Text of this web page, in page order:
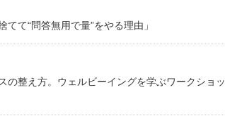
て“問答無用で量”をやる理由」
の整え方。ウェルビーイングを学ぶワークショッ